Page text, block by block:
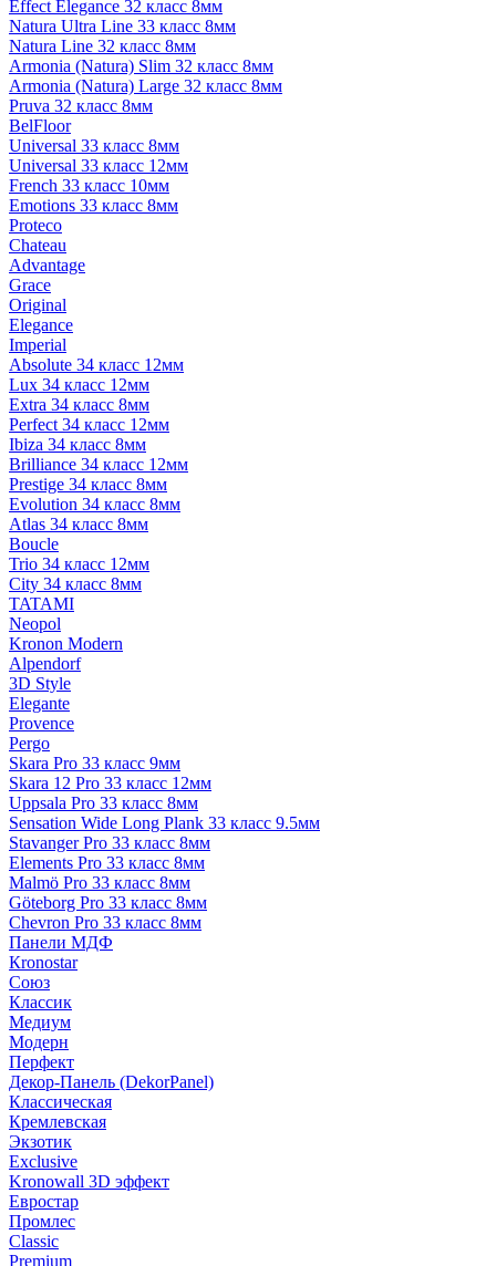
Effect Elegance 32 класс 8мм
Natura Ultra Line 33 класс 8мм
Natura Line 32 класс 8мм
Armonia (Natura) Slim 32 класс 8мм
Armonia (Natura) Large 32 класс 8мм
Pruva 32 класс 8мм
BelFloor
Universal 33 класс 8мм
Universal 33 класс 12мм
French 33 класс 10мм
Emotions 33 класс 8мм
Proteco
Chateau
Advantage
Grace
Original
Elegance
Imperial
Absolute 34 класс 12мм
Lux 34 класс 12мм
Extra 34 класс 8мм
Perfect 34 класс 12мм
Ibiza 34 класс 8мм
Brilliance 34 класс 12мм
Prestige 34 класс 8мм
Evolution 34 класс 8мм
Atlas 34 класс 8мм
Boucle
Trio 34 класс 12мм
City 34 класс 8мм
TATAMI
Neopol
Kronon Modern
Alpendorf
3D Style
Elegante
Provence
Pergo
Skara Pro 33 класс 9мм
Skara 12 Pro 33 класс 12мм
Uppsala Pro 33 класс 8мм
Sensation Wide Long Plank 33 класс 9.5мм
Stavanger Pro 33 класс 8мм
Elements Pro 33 класс 8мм
Malmö Pro 33 класс 8мм
Göteborg Pro 33 класс 8мм
Chevron Pro 33 класс 8мм
Панели МДФ
Кronostar
Союз
Классик
Медиум
Модерн
Перфект
Декор-Панель (DekorPanel)
Классическая
Кремлевская
Экзотик
Exclusive
Kronowall 3D эффект
Евростар
Промлес
Classic
Premium